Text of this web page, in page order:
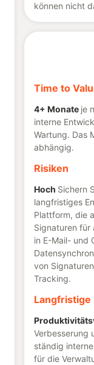
können nicht
Time to
4+ Monate je
interne
Wartung. Das
abhängig.
Risiken
Hoch Sichern
langfristiges
Plattform, die
Signaturen für
in E-Mail- und
von
Tracking.
Langfristige
Verbesserung
ständig
für die